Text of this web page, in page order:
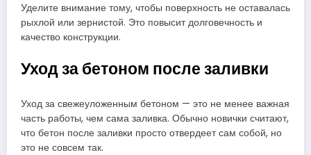
Уделите внимание тому, чтобы поверхность не оставалась
рыхлой или зернистой. Это повысит долговечность и
качество конструкции.
Уход за бетоном после заливки
Уход за свежеуложенным бетоном — это не менее важная
часть работы, чем сама заливка. Обычно новички считают,
что бетон после заливки просто отвердеет сам собой, но
это не совсем так.